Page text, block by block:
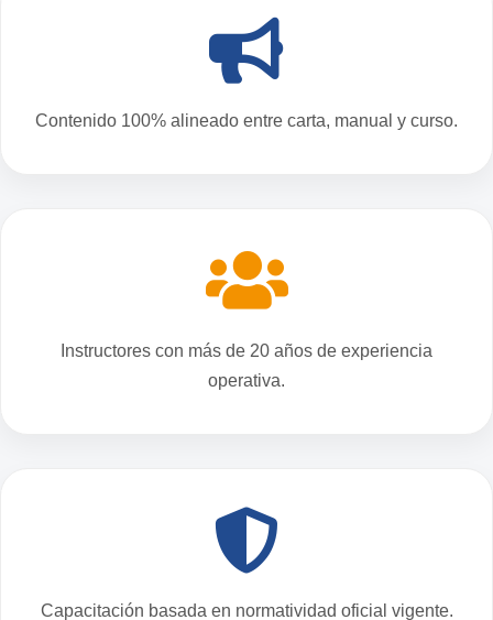
Contenido 100% alineado entre carta, manual y curso.
Instructores con más de 20 años de experiencia
operativa.
Capacitación basada en normatividad oficial vigente.